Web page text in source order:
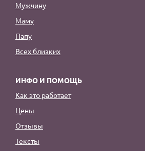
Мужчину
Маму
Папу
Всех близких
ИНФО И ПОМОЩЬ
Как это работает
Цены
Отзывы
Тексты